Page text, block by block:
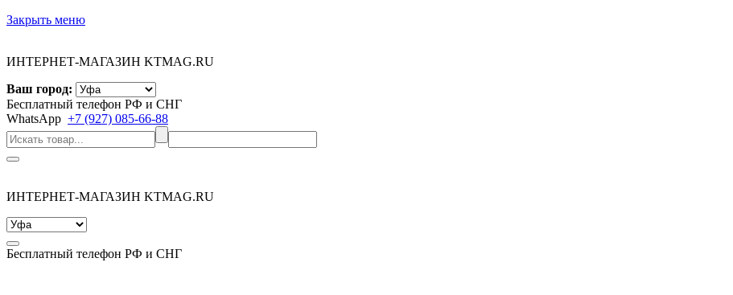
Закрыть меню
ИНТЕРНЕТ-МАГАЗИН KTMAG.RU
Ваш город:
Бесплатный телефон РФ и СНГ
WhatsApp +7 (927) 085-66-88
ИНТЕРНЕТ-МАГАЗИН KTMAG.RU
Бесплатный телефон РФ и СНГ